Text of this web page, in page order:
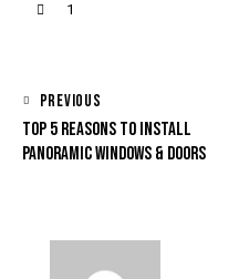
1
PREVIOUS
TOP 5 REASONS TO INSTALL
PANORAMIC WINDOWS & DOORS